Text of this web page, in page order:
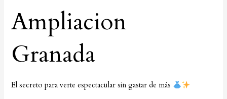
Ampliacion
Granada
El secreto para verte espectacular sin gastar de más